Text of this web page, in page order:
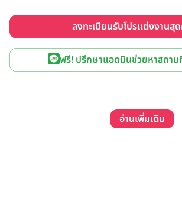
ลงทะเบียนรับโปรแต่งงานสุ
ฟรี! ปรึกษาแอดมินช่วยหาสถา
อ่านเพิ่มเติม